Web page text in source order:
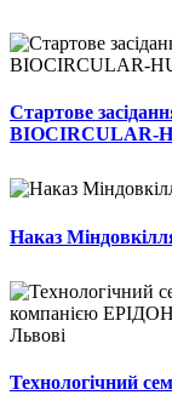
Стартове
BIOCIRCULAR-
Наказ
Технологічний